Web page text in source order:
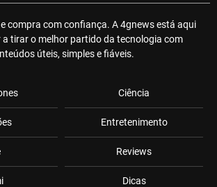
compra com confiança. A 4gnews está aqui
a tirar o melhor partido da tecnologia com
úteis, simples e fiáveis.
Ciência
Entretenimento
Reviews
Dicas